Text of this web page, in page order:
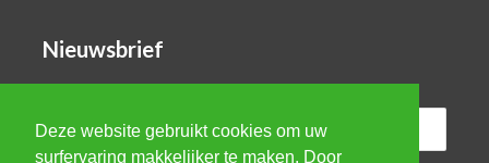
Deze website gebruikt cookies om uw
surfervaring makkelijker te maken. Door
Nieuwsbrief